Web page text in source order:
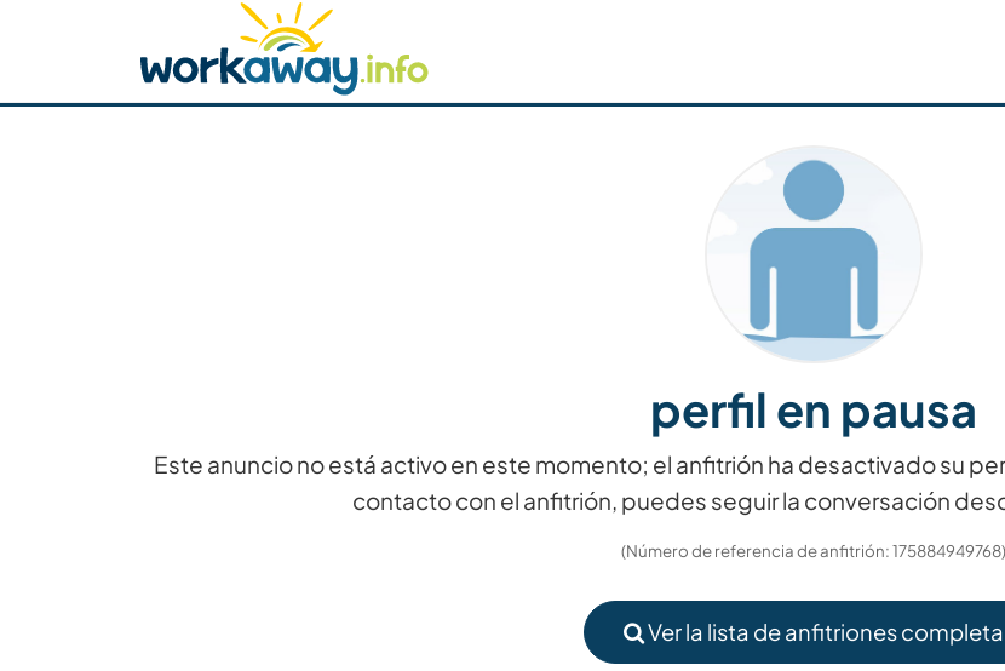
Buscar anfitrión Busca un compañero Viajar y
Seguridad
perfil en pausa
Este anuncio no está activo en este momento; el anfitrión ha desactivado su
contacto con el anfitrión, puedes seguir la conversación
(Número de referencia de anfitrión: 175884949768)
Ver la lista de anfitriones completa